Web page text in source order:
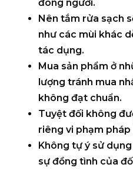
đông người.
Nên tắm rửa sạch
như các mùi khác
tác dụng.
Mua sản phẩm ở
lượng tránh mua
không đạt chuẩn.
Tuyệt đối không
riêng vi phạm pháp
Không tự ý sử
sự đồng tình của